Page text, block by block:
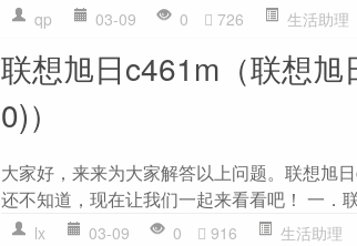
qp 03-09 0 726 生活助理
联想旭日c461m（联想
0)）
大家好，来来为大家解答以上问题。联想旭
还不知道，现在让我们一起来看看吧！ 一．
lx 03-09 0 916 生活助理